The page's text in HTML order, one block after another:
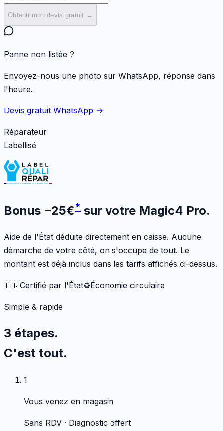
Obtenir mon devis gratuit →
Panne non listée ?
Envoyez-nous une photo sur WhatsApp, réponse dans
l'heure.
Devis gratuit WhatsApp →
Réparateur
Labellisé
Bonus −25€* sur votre Magic4 Pro.
Aide de l'État déduite directement en caisse. Aucune
démarche de votre côté, on s'occupe de tout. Le
montant est déjà inclus dans les tarifs affichés ci-dessus.
🇫🇷Certifié par l'État♻️Économie circulaire
Simple & rapide
3 étapes.
C'est tout.
1
Vous venez en magasin
Sans RDV · Diagnostic offert